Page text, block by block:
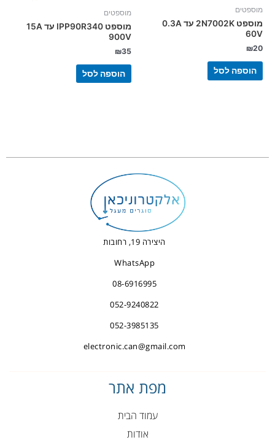
מוספטים
מוספט 2N7002K עד 0.3A
60V
₪20
הוספה לסל
מוספטים
מוספט IPP90R340 עד 15A
900V
₪35
הוספה לסל
היצירה 19, רחובות
WhatsApp
08-6916995
052-9240822
052-3985135
electronic.can@gmail.com
מפת אתר
עמוד הבית
אודות